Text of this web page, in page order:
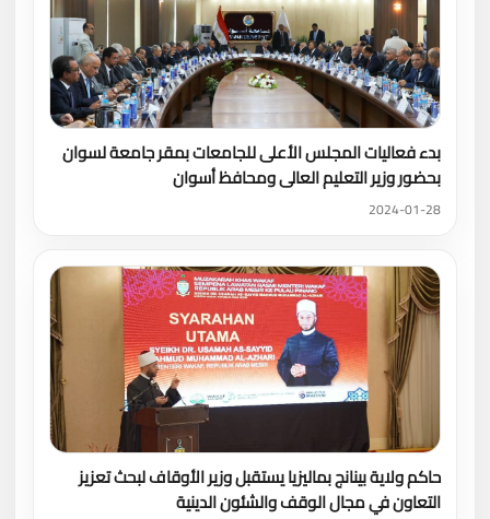
بدء فعاليات المجلس الأعلى للجامعات بمقر جامعة لسوان
بحضور وزير التعليم العالى ومحافظ أسوان
2024-01-28
حاكم ولاية بينانج بماليزيا يستقبل وزير الأوقاف لبحث تعزيز
التعاون في مجال الوقف والشئون الدينية